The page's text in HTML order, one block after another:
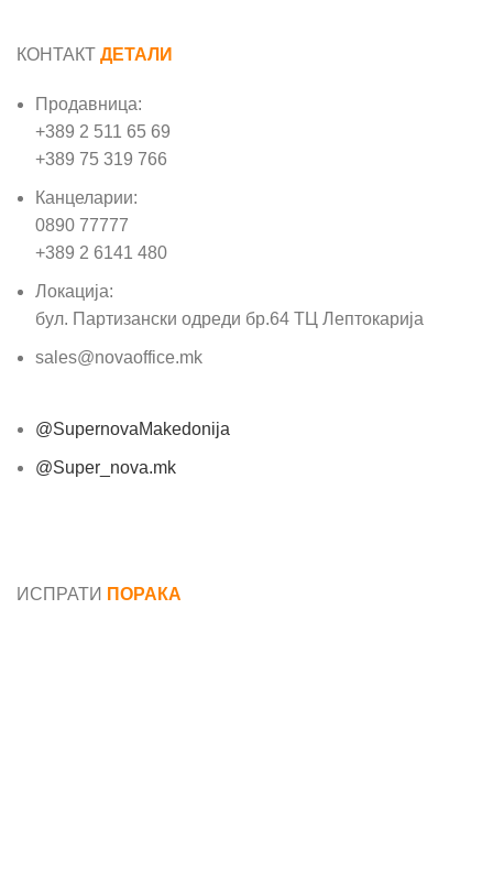
КОНТАКТ ДЕТАЛИ
Продавница:
+389 2 511 65 69
+389 75 319 766
Канцеларии:
0890 77777
+389 2 6141 480
Локација:
бул. Партизански одреди бр.64 ТЦ Лептокарија
sales@novaoffice.mk
@SupernovaMakedonija
@Super_nova.mk
ИСПРАТИ ПОРАКА